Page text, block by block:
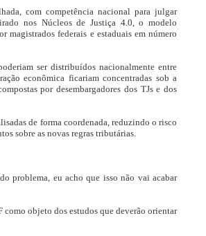
com competência nacional para julgar
nos Núcleos de Justiça 4.0, o modelo
federais e estaduais em número
ser distribuídos nacionalmente entre
econômica ficariam concentradas sob a
por desembargadores dos TJs e dos
de forma coordenada, reduzindo o risco
sobre as novas regras tributárias.
problema, eu acho que isso não vai acabar
objeto dos estudos que deverão orientar